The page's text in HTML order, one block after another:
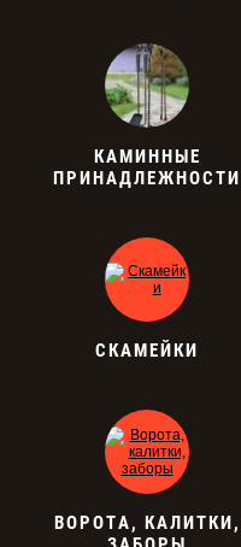
КАМИННЫЕ
ПРИНАДЛЕЖНОСТИ
СКАМЕЙКИ
ВОРОТА, КАЛИТКИ,